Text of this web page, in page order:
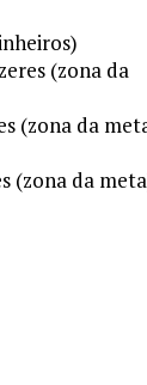
(zona da
(zona da
(zona da